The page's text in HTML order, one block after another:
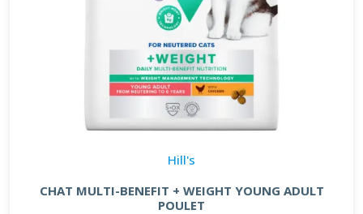
Hill's
CHAT MULTI-BENEFIT + WEIGHT YOUNG ADULT
POULET